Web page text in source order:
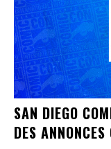
SAN DIEGO
DES